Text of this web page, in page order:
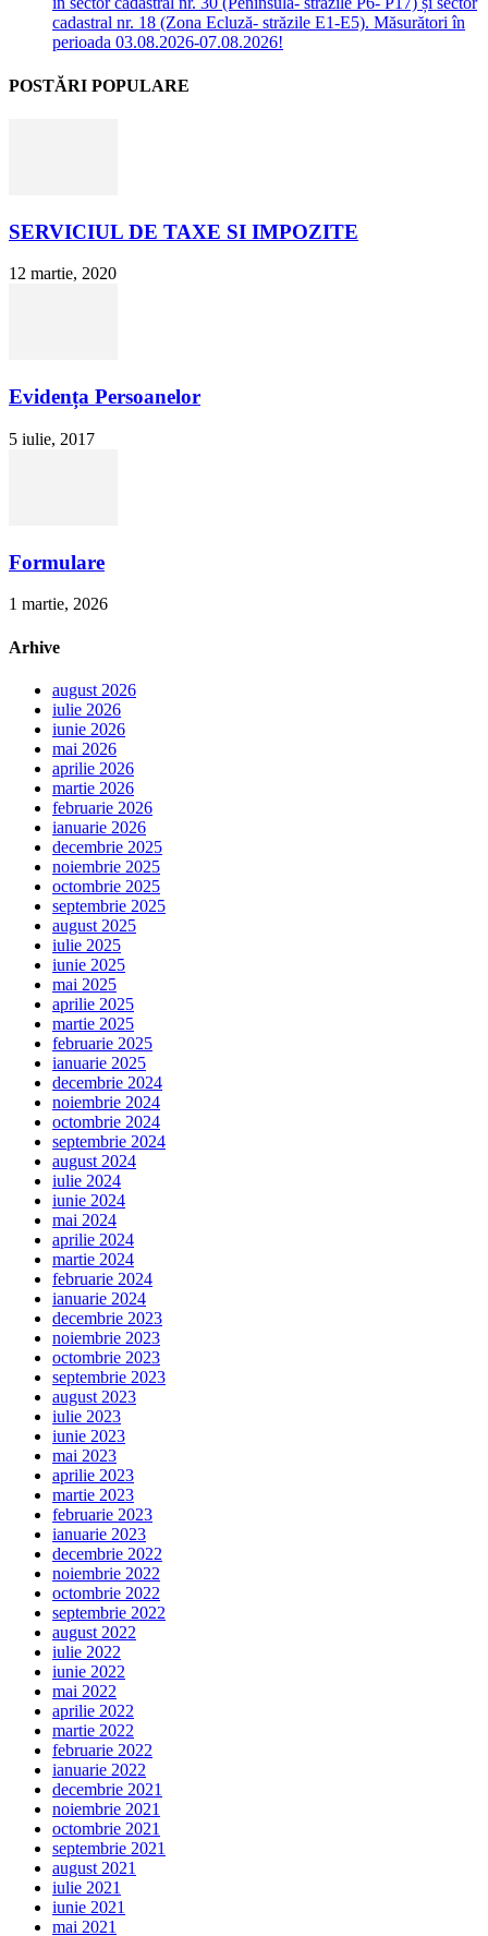
cadastral nr. 18 (Zona Ecluză- străzile E1-E5). Măsurători în
perioada 03.08.2026-07.08.2026!
POSTĂRI POPULARE
SERVICIUL DE TAXE SI IMPOZITE
12 martie, 2020
Evidența Persoanelor
5 iulie, 2017
Formulare
1 martie, 2026
Arhive
august 2026
iulie 2026
iunie 2026
mai 2026
aprilie 2026
martie 2026
februarie 2026
ianuarie 2026
decembrie 2025
noiembrie 2025
octombrie 2025
septembrie 2025
august 2025
iulie 2025
iunie 2025
mai 2025
aprilie 2025
martie 2025
februarie 2025
ianuarie 2025
decembrie 2024
noiembrie 2024
octombrie 2024
septembrie 2024
august 2024
iulie 2024
iunie 2024
mai 2024
aprilie 2024
martie 2024
februarie 2024
ianuarie 2024
decembrie 2023
noiembrie 2023
octombrie 2023
septembrie 2023
august 2023
iulie 2023
iunie 2023
mai 2023
aprilie 2023
martie 2023
februarie 2023
ianuarie 2023
decembrie 2022
noiembrie 2022
octombrie 2022
septembrie 2022
august 2022
iulie 2022
iunie 2022
mai 2022
aprilie 2022
martie 2022
februarie 2022
ianuarie 2022
decembrie 2021
noiembrie 2021
octombrie 2021
septembrie 2021
august 2021
iulie 2021
iunie 2021
mai 2021